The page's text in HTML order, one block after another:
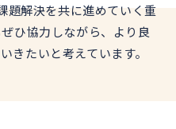
解決を共に進めていく重
ひ協力しながら、より良
きたいと考えています。